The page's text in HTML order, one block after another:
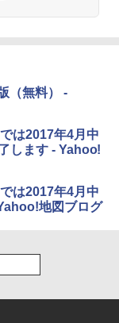
ライト、12週間
し、メタリック
ラーディスプレ
大8週間持続バッ
ック (2025年発
（無料） -
は2017年4月中
します - Yahoo!
は2017年4月中
地図ブログ